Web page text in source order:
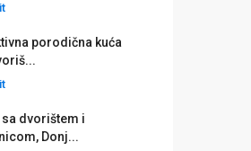
porodična kuća
sa dvorištem i
Donj...